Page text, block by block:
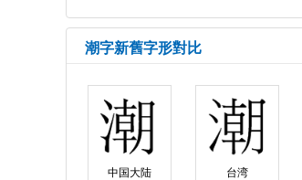
潮字新舊字形對比
中国大陆 台湾